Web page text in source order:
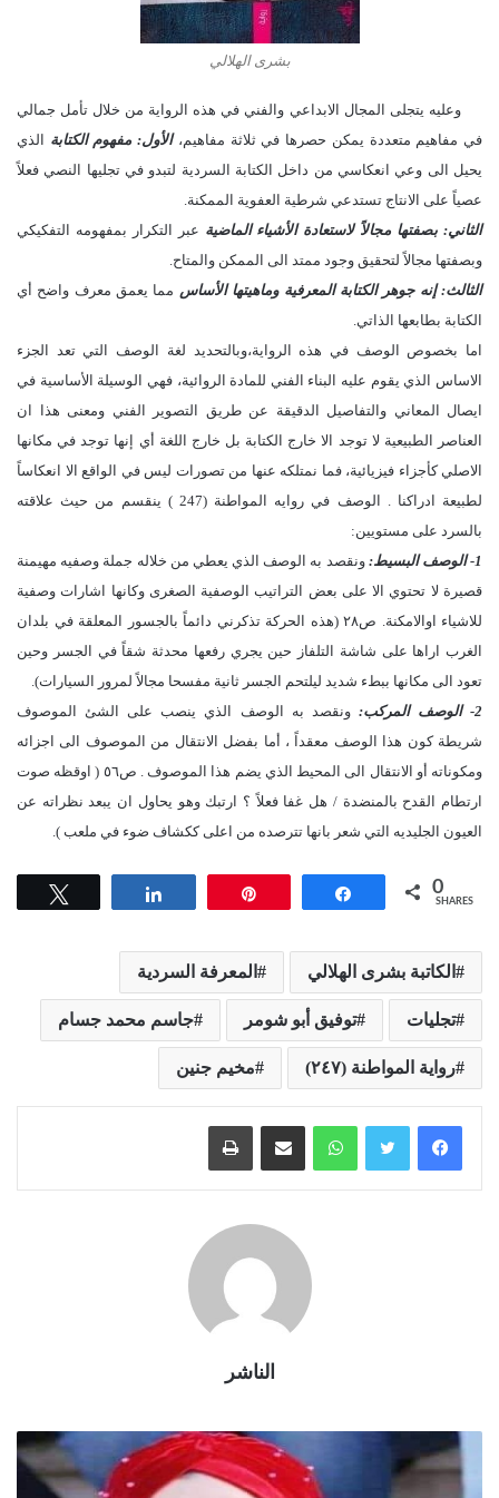
بشرى الهلالي
وعليه يتجلى المجال الابداعي والفني في هذه الرواية من خلال تأمل جمالي
في مفاهيم متعددة يمكن حصرها في ثلاثة مفاهيم،الأول: مفهوم الكتابة الذي
يحيل الى وعي انعكاسي من داخل الكتابة السردية لتبدو في تجليها النصي فعلاً
عصياً على الانتاج تستدعي شرطية العفوية الممكنة.
الثاني: بصفتها مجالاً لاستعادة الأشياء الماضية عبر التكرار بمفهومه التفكيكي
وبصفتها مجالاً لتحقيق وجود ممتد الى الممكن والمتاح.
الثالث: إنه جوهر الكتابة المعرفية وماهيتها الأساس مما يعمق معرف واضح أي
الكتابة بطابعها الذاتي.
اما بخصوص الوصف في هذه الرواية،وبالتحديد لغة الوصف التي تعد الجزء
الاساس الذي يقوم عليه البناء الفني للمادة الروائية، فهي الوسيلة الأساسية في
ايصال المعاني والتفاصيل الدقيقة عن طريق التصوير الفني ومعنى هذا ان
العناصر الطبيعية لا توجد الا خارج الكتابة بل خارج اللغة أي إنها توجد في مكانها
الاصلي كأجزاء فيزيائية، فما نمتلكه عنها من تصورات ليس في الواقع الا انعكاساً
لطبيعة ادراكنا . الوصف في روايه المواطنة (247 ) ينقسم من حيث علاقته
بالسرد على مستويين:
1- الوصف البسيط:
ونقصد به الوصف الذي يعطي من خلاله جملة وصفيه مهيمنة
قصيرة لا تحتوي الا على بعض التراتيب الوصفية الصغرى وكانها اشارات وصفية
للاشياء اوالامكنة. ص٢٨ (هذه الحركة تذكرني دائماً بالجسور المعلقة في بلدان
الغرب اراها على شاشة التلفاز حين يجري رفعها محدثة شقاً في الجسر وحين
تعود الى مكانها ببطء شديد ليلتحم الجسر ثانية مفسحا مجالاً لمرور السيارات).
2- الوصف المركب:
ونقصد به الوصف الذي ينصب على الشئ الموصوف
شريطة كون هذا الوصف معقداً ، أما بفضل الانتقال من الموصوف الى اجزائه
ومكوناته أو الانتقال الى المحيط الذي يضم هذا الموصوف . ص٥٦ ( اوقظه صوت
ارتطام القدح بالمنضدة / هل غفا فعلاً ؟ ارتبك وهو يحاول ان يبعد نظراته عن
العيون الجليديه التي شعر بانها تترصده من اعلى ككشاف ضوء في ملعب ).
Share 0
SHARES
الكاتبة بشرى الهلالي المعرفة السردية
تجليات توفيق أبو شومر جاسم محمد جسام
رواية المواطنة (٢٤٧) مخيم جنين
واتساب مشاركة عبر البريد طباعة
الناشر